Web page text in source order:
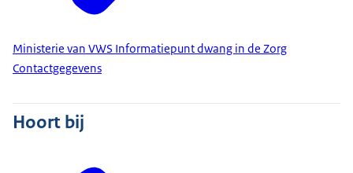
Ministerie van VWS Informatiepunt dwang in de Zorg
Contactgegevens
Hoort bij